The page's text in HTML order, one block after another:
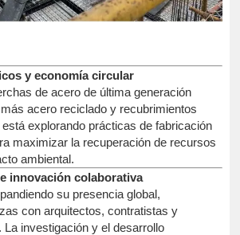
y economía circular
de acero de última generación
acero reciclado y recubrimientos
explorando prácticas de fabricación
maximizar la recuperación de recursos
ambiental.
innovación colaborativa
su presencia global,
con arquitectos, contratistas y
investigación y el desarrollo